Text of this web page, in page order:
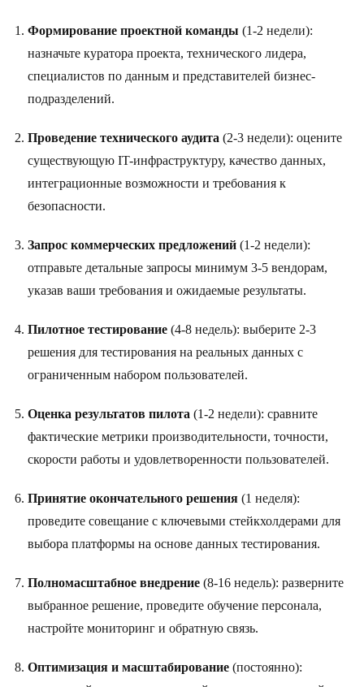
Формирование проектной команды (1-2 недели):
назначьте куратора проекта, технического лидера,
специалистов по данным и представителей бизнес-
подразделений.
Проведение технического аудита (2-3 недели): оцените
существующую IT-инфраструктуру, качество данных,
интеграционные возможности и требования к
безопасности.
Запрос коммерческих предложений (1-2 недели):
отправьте детальные запросы минимум 3-5 вендорам,
указав ваши требования и ожидаемые результаты.
Пилотное тестирование (4-8 недель): выберите 2-3
решения для тестирования на реальных данных с
ограниченным набором пользователей.
Оценка результатов пилота (1-2 недели): сравните
фактические метрики производительности, точности,
скорости работы и удовлетворенности пользователей.
Принятие окончательного решения (1 неделя):
проведите совещание с ключевыми стейкхолдерами для
выбора платформы на основе данных тестирования.
Полномасштабное внедрение (8-16 недель): разверните
выбранное решение, проведите обучение персонала,
настройте мониторинг и обратную связь.
Оптимизация и масштабирование (постоянно):